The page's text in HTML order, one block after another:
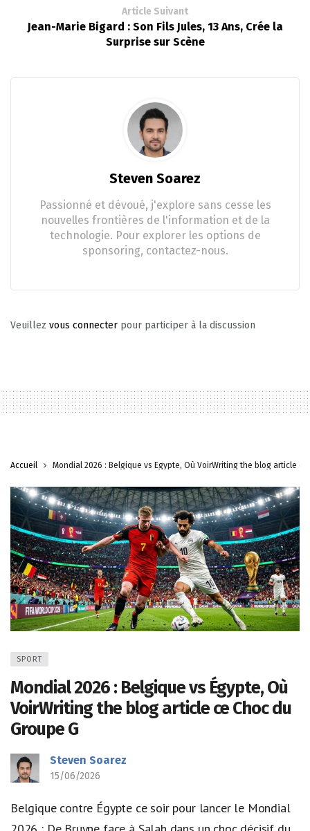
Article Suivant
Jean-Marie Bigard : Son Fils Jules, 13 Ans, Crée la
Surprise sur Scène
Steven Soarez
Passionné et dévoué, j'explore sans cesse les
nouvelles frontières de l'information et de la
technologie. Pour explorer les options de
sponsoring, contactez-nous.
Veuillez vous connecter pour participer à la discussion
Accueil Mondial 2026 : Belgique vs Égypte, Où VoirWriting the blog article ce
SPORT
Mondial 2026 : Belgique vs Égypte, Où
VoirWriting the blog article ce Choc du
Groupe G
Steven Soarez
15/06/2026
Belgique contre Égypte ce soir pour lancer le Mondial